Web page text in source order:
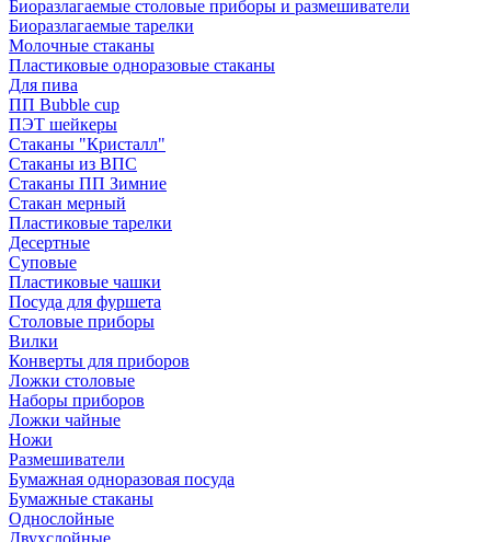
Биоразлагаемые столовые приборы и размешиватели
Биоразлагаемые тарелки
Молочные стаканы
Пластиковые одноразовые стаканы
Для пива
ПП Bubble cup
ПЭТ шейкеры
Стаканы "Кристалл"
Стаканы из ВПС
Стаканы ПП Зимние
Стакан мерный
Пластиковые тарелки
Десертные
Суповые
Пластиковые чашки
Посуда для фуршета
Столовые приборы
Вилки
Конверты для приборов
Ложки столовые
Наборы приборов
Ложки чайные
Ножи
Размешиватели
Бумажная одноразовая посуда
Бумажные стаканы
Однослойные
Двухслойные